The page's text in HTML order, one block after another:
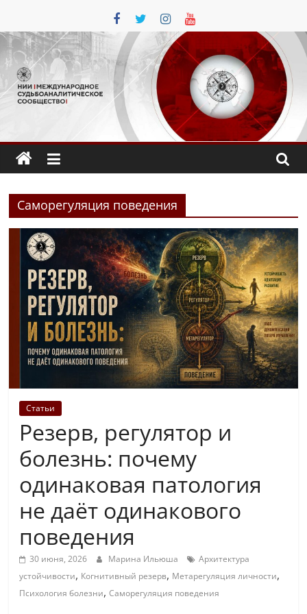
содержимому
Саморегуляция поведения
Статьи
Резерв, регулятор и
болезнь: почему
одинаковая патология
не даёт одинакового
поведения
30 июня, 2026 Марина Ильюша
Архитектура
устойчивости, Когнитивный резерв, Метарегуляция личности,
Психология болезни,Саморегуляция поведения